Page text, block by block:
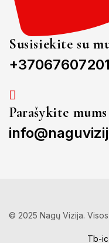
Susisiekite su
+37067607201
Parašykite
© 2025 Nagų Vizija.
Tb-